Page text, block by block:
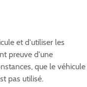
et d'utiliser les
preuve d'une
que le véhicule
pas utilisé.